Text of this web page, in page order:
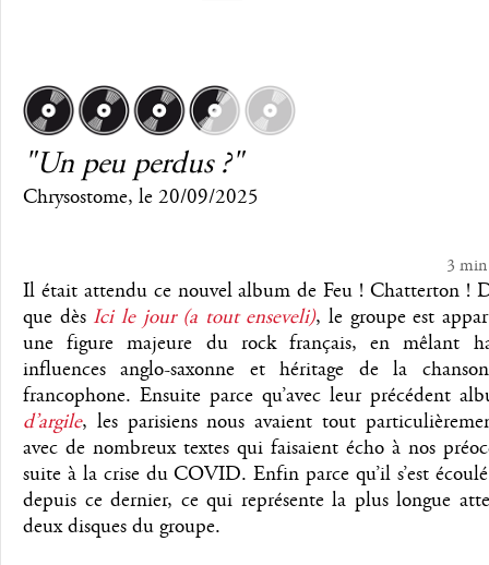
"Un peu perdus ?"
Chrysostome, le 20/09/2025
3 min
Il était attendu ce nouvel album de Feu ! Chatterton !
que dès Ici le jour (a tout enseveli), le groupe est
une figure majeure du rock français, en mêlant
influences anglo-saxonne et héritage de la
francophone. Ensuite parce qu’avec leur précédent
d’argile, les parisiens nous avaient tout
avec de nombreux textes qui faisaient écho à nos
suite à la crise du COVID. Enfin parce qu’il s’est
depuis ce dernier, ce qui représente la plus longue
deux disques du groupe.